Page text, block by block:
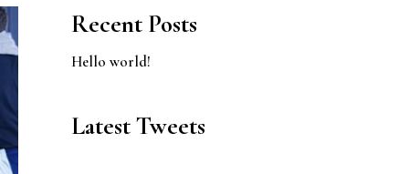
Recent Posts
Hello world!
Latest Tweets